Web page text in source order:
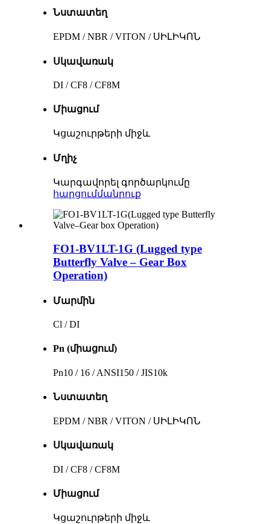
Նստատեղ
EPDM / NBR / VITON / ՍԻԼԻԿՈՆ
Սկավառակ
DI / CF8 / CF8M
Միացում
Կցաշուրթերի միջև
Մղիչ
Կարգավորել գործարկումը
հարցումմանրուք
FO1-BV1LT-1G (Lugged type
Butterfly Valve – Gear Box
Operation)
Մարմին
Cl / DI
Pn (միացում)
Pn10 / 16 / ANSI150 / JIS10k
Նստատեղ
EPDM / NBR / VITON / ՍԻԼԻԿՈՆ
Սկավառակ
DI / CF8 / CF8M
Միացում
Կցաշուրթերի միջև